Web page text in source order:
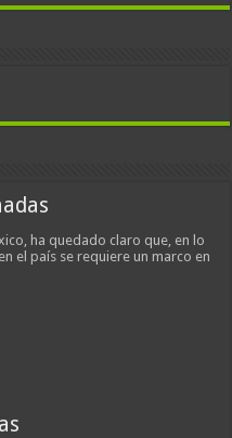
ha quedado claro que, en lo
el país se requiere un marco en